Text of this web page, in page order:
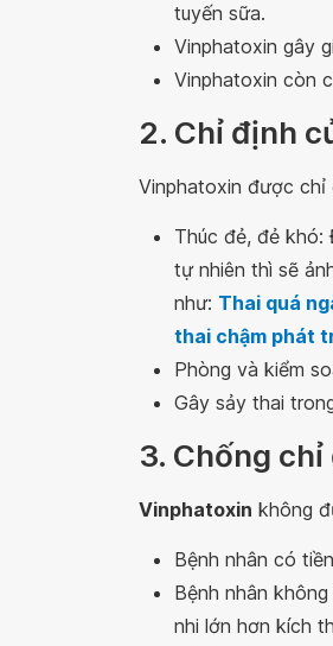
tuyến sữa.
Vinphatoxin gây
Vinphatoxin còn
2. Chỉ định
Vinphatoxin được
Thúc đẻ, đẻ khó:
tự nhiên thì sẽ
như: Thai quá
thai chậm phát
Phòng và kiểm
Gây sảy thai
3. Chống
Vinphatoxin không
Bệnh nhân có
Bệnh nhân
nhi lớn hơn kích